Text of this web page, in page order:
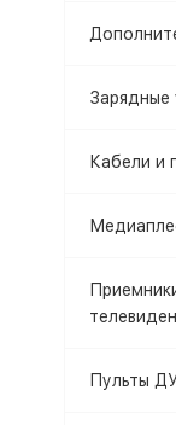
Зарядные
Кабели и
Пульты